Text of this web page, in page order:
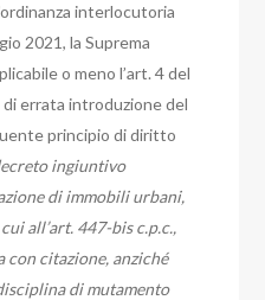
interlocutoria
2021, la Suprema
o meno l’art. 4 del
di errata introduzione del
principio di diritto
ingiuntivo
di immobili urbani,
all’art. 447-bis c.p.c.,
con citazione, anziché
di mutamento